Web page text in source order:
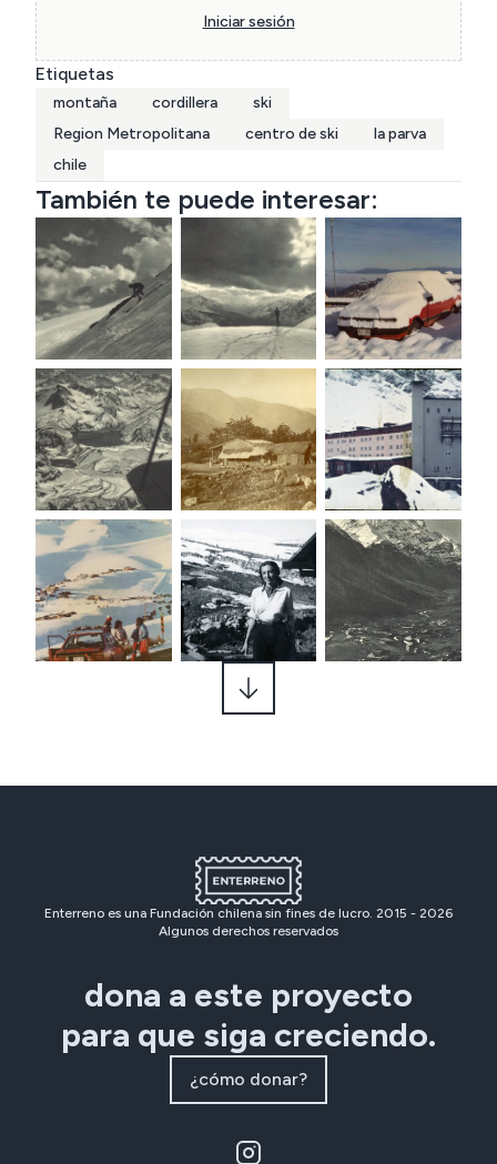
Iniciar sesión
Etiquetas
montaña cordillera
ski
Region Metropolitana
centro de ski
la parva
chile
También te puede interesar:
Enterreno es una Fundación chilena sin fines de lucro. 2015 - 2026
Algunos derechos reservados
dona a este proyecto
para que siga creciendo.
¿cómo donar?